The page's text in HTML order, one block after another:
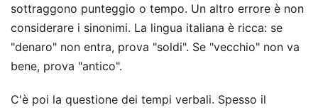
sottraggono punteggio o tempo. Un altro errore è non
considerare i sinonimi. La lingua italiana è ricca: se
"denaro" non entra, prova "soldi". Se "vecchio" non va
bene, prova "antico".
C'è poi la questione dei tempi verbali. Spesso il